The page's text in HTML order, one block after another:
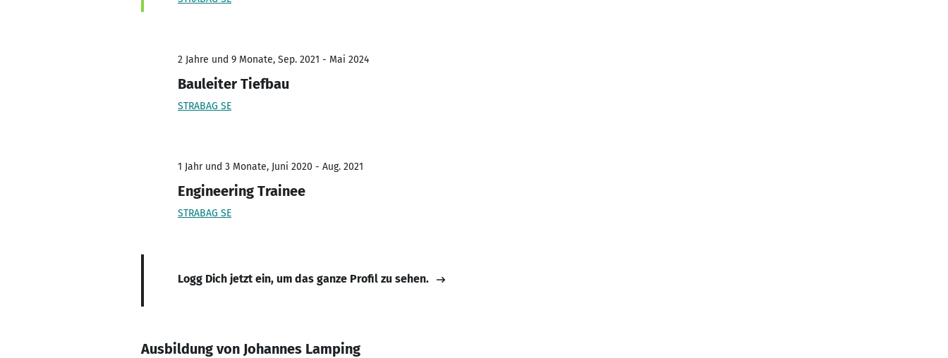
2 Jahre und 9 Monate, Sep. 2021 - Mai 2024
Bauleiter Tiefbau
STRABAG SE
1 Jahr und 3 Monate, Juni 2020 - Aug. 2021
Engineering Trainee
STRABAG SE
Logg Dich jetzt ein, um das ganze Profil zu sehen.
Ausbildung von Johannes Lamping